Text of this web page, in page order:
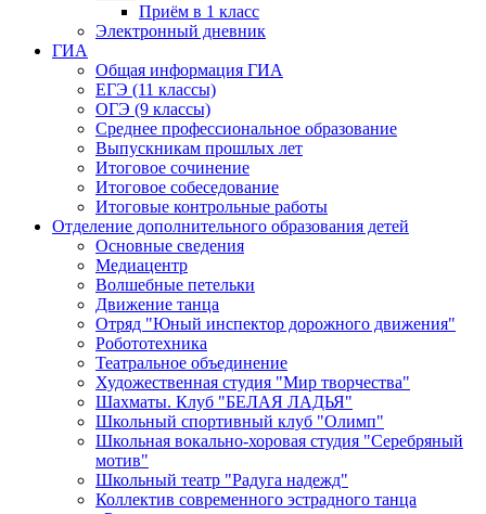
Приём в 1 класс
Электронный дневник
ГИА
Общая информация ГИА
ЕГЭ (11 классы)
ОГЭ (9 классы)
Среднее профессиональное образование
Выпускникам прошлых лет
Итоговое сочинение
Итоговое собеседование
Итоговые контрольные работы
Отделение дополнительного образования детей
Основные сведения
Медиацентр
Волшебные петельки
Движение танца
Отряд "Юный инспектор дорожного движения"
Робототехника
Театральное объединение
Художественная студия "Мир творчества"
Шахматы. Клуб "БЕЛАЯ ЛАДЬЯ"
Школьный спортивный клуб "Олимп"
Школьная вокально-хоровая студия "Серебряный
мотив"
Школьный театр "Радуга надежд"
Коллектив современного эстрадного танца